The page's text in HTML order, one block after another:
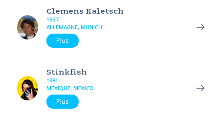
Clemens Kaletsch
1957
ALLEMAGNE, MUNICH
Plus
Stinkfish
1981
MEXIQUE, MEXICO
Plus